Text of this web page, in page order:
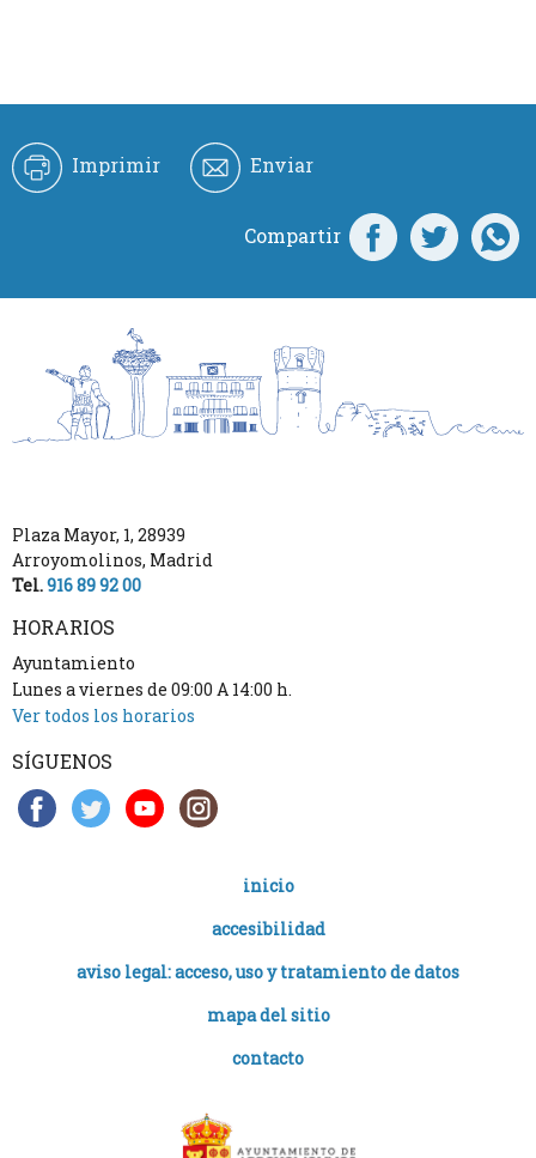
Imprimir Enviar
Compartir
Plaza Mayor, 1, 28939
Arroyomolinos, Madrid
Tel.916 89 92 00
HORARIOS
Ayuntamiento
Lunes a viernes de 09:00 A 14:00 h.
Ver todos los horarios
SÍGUENOS
inicio
accesibilidad
aviso legal: acceso, uso y tratamiento de datos
mapa del sitio
contacto